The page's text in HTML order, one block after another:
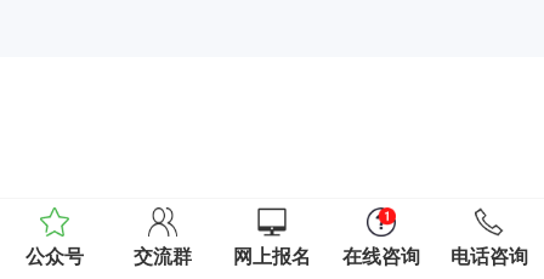
公众号 交流群 网上报名 在线咨询 电话咨询